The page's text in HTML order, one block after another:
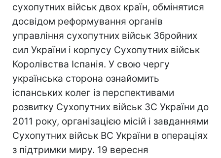
сухопутних військ двох країн, обмінятися
досвідом реформування органів
управління сухопутних військ Збройних
сил України і корпусу Сухопутних військ
Королівства Іспанія. У свою чергу
українська сторона ознайомить
іспанських колег із перспективами
розвитку Сухопутних військ ЗС України до
2011 року, організацією місій і завданнями
Сухопутних військ ВС України в операціях
з підтримки миру. 19 вересня